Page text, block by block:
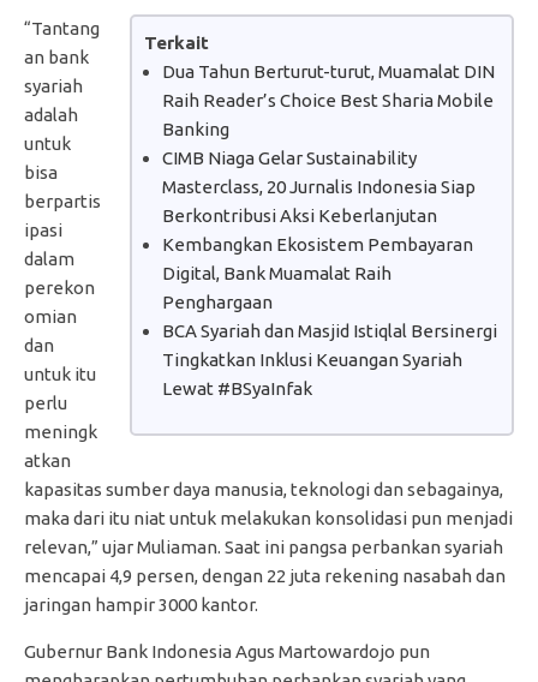
Terkait
Dua Tahun Berturut-turut, Muamalat DIN
Raih Reader’s Choice Best Sharia Mobile
Banking
CIMB Niaga Gelar Sustainability
Masterclass, 20 Jurnalis Indonesia Siap
Berkontribusi Aksi Keberlanjutan
Kembangkan Ekosistem Pembayaran
Digital, Bank Muamalat Raih
Penghargaan
BCA Syariah dan Masjid Istiqlal Bersinergi
Tingkatkan Inklusi Keuangan Syariah
Lewat #BSyaInfak
“Tantang
an bank
syariah
adalah
untuk
bisa
berpartis
ipasi
dalam
perekon
omian
dan
untuk itu
perlu
meningk
atkan
kapasitas sumber daya manusia, teknologi dan sebagainya,
maka dari itu niat untuk melakukan konsolidasi pun menjadi
relevan,” ujar Muliaman. Saat ini pangsa perbankan syariah
mencapai 4,9 persen, dengan 22 juta rekening nasabah dan
jaringan hampir 3000 kantor.
Gubernur Bank Indonesia Agus Martowardojo pun